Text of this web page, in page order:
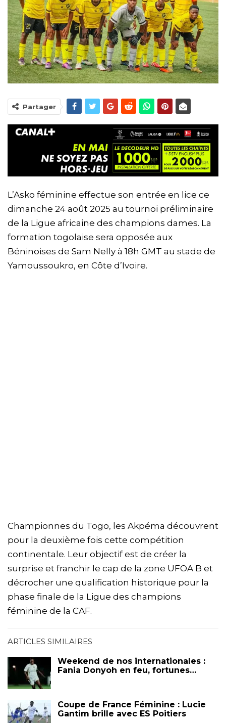
Partager
L’Asko féminine effectue son entrée en lice ce
dimanche 24 août 2025 au tournoi préliminaire
de la Ligue africaine des champions dames. La
formation togolaise sera opposée aux
Béninoises de Sam Nelly à 18h GMT au stade de
Yamoussoukro, en Côte d’Ivoire.
Championnes du Togo, les Akpéma découvrent
pour la deuxième fois cette compétition
continentale. Leur objectif est de créer la
surprise et franchir le cap de la zone UFOA B et
décrocher une qualification historique pour la
phase finale de la Ligue des champions
féminine de la CAF.
ARTICLES SIMILAIRES
Weekend de nos internationales :
Fania Donyoh en feu, fortunes…
Coupe de France Féminine : Lucie
Gantim brille avec ES Poitiers